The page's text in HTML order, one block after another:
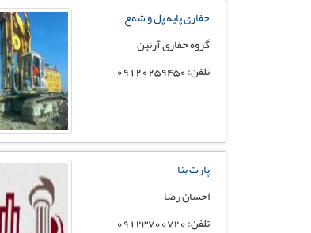
حفاری پایه پل و شمع
گروه حفاری آرتین
تلفن: 09120259450
پارت بنا
احسان رضا
تلفن: 09123700720